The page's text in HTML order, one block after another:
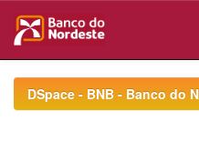
navigationDSpace - BNB - Banco do